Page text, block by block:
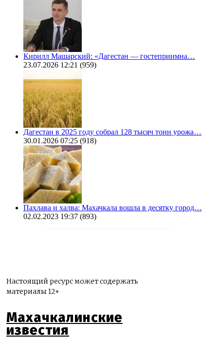
Кирилл Машарский: «Дагестан — гостеприимна…
23.07.2026 12:21 (959)
Дагестан в 2025 году собрал 128 тысяч тонн урожа…
30.01.2026 07:25 (918)
Пахлава и халва: Махачкала вошла в десятку город…
02.02.2023 19:37 (893)
Настоящий ресурс может содержать
материалы 12+
Махачкалинские
известия